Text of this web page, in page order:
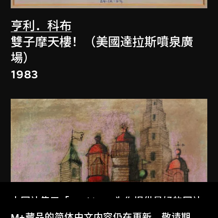
亨利．科布
雙子摩天樓！（美國達拉斯噴泉廣
場）
1983
本网站使用「Cookies」为你提供最好的网站